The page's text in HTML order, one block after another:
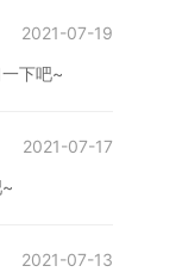
下吧~
2021-07-19
2021-07-17
2021-07-13